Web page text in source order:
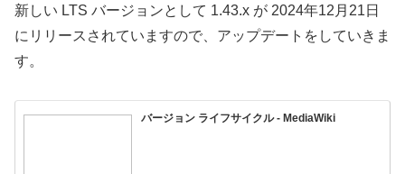
新しい LTS バージョンとして 1.43.x が 2024年12月21日
にリリースされていますので、アップデートをしていきま
す。
バージョン ライフサイクル - MediaWiki